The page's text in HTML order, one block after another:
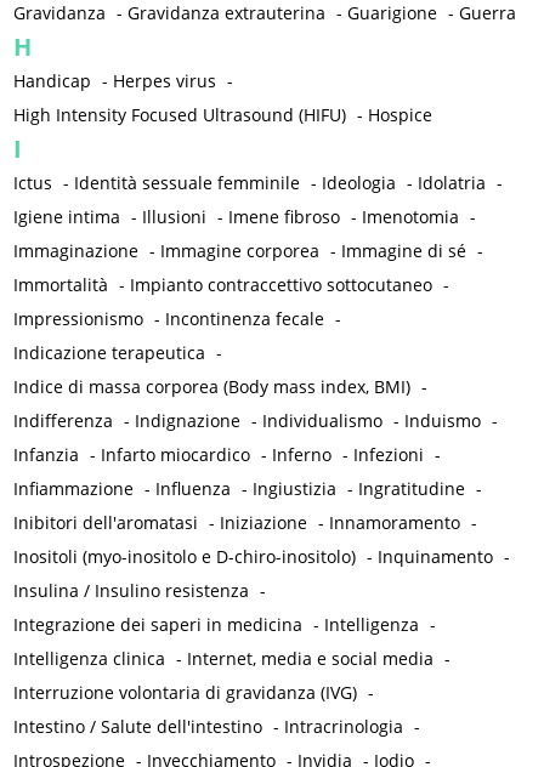
Gravidanza -Gravidanza extrauterina -Guarigione -Guerra
H
Handicap - Herpes virus -
High Intensity Focused Ultrasound (HIFU) - Hospice
I
Ictus - Identità sessuale femminile - Ideologia - Idolatria -
Igiene intima - Illusioni - Imene fibroso - Imenotomia -
Immaginazione - Immagine corporea - Immagine di sé -
Immortalità - Impianto contraccettivo sottocutaneo -
Impressionismo - Incontinenza fecale -
Indicazione terapeutica -
Indice di massa corporea (Body mass index, BMI) -
Indifferenza - Indignazione - Individualismo - Induismo -
Infanzia - Infarto miocardico - Inferno - Infezioni -
Infiammazione - Influenza - Ingiustizia - Ingratitudine -
Inibitori dell'aromatasi - Iniziazione - Innamoramento -
Inositoli (myo-inositolo e D-chiro-inositolo) - Inquinamento -
Insulina / Insulino resistenza -
Integrazione dei saperi in medicina - Intelligenza -
Intelligenza clinica - Internet, media e social media -
Interruzione volontaria di gravidanza (IVG) -
Intestino / Salute dell'intestino - Intracrinologia -
Introspezione - Invecchiamento - Invidia - Iodio -